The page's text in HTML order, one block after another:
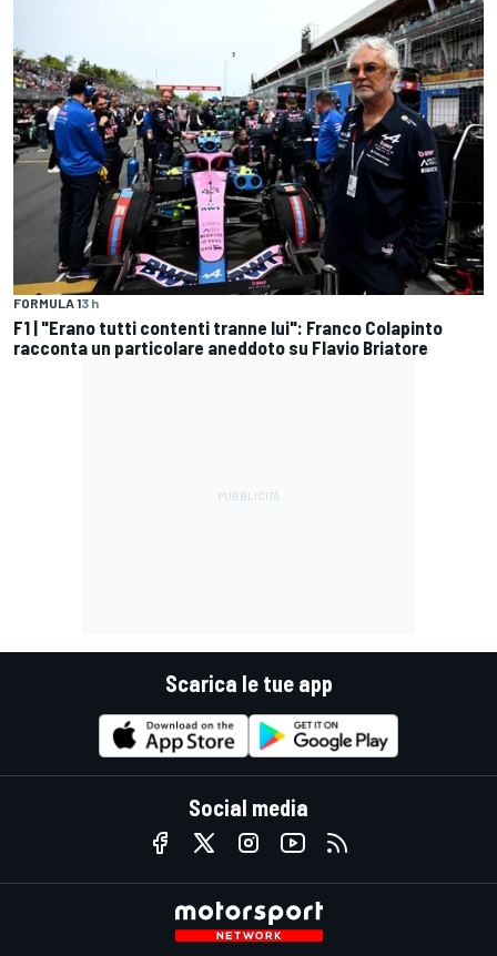
FORMULA 13 h
F1 | "Erano tutti contenti tranne lui": Franco Colapinto
racconta un particolare aneddoto su Flavio Briatore
Scarica le tue app
Social media